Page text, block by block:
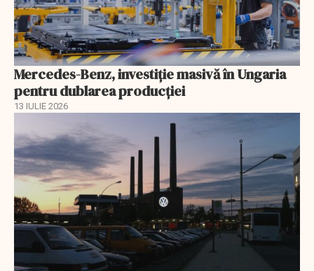
Mercedes-Benz, investiție masivă în Ungaria
pentru dublarea producției
13 IULIE 2026